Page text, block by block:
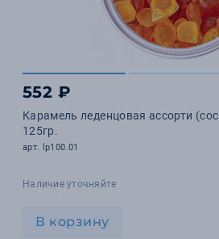
552 ₽
Карамель леденцовая ассорти
125гр.
арт. lp100.01
Наличие уточняйте
В корзину